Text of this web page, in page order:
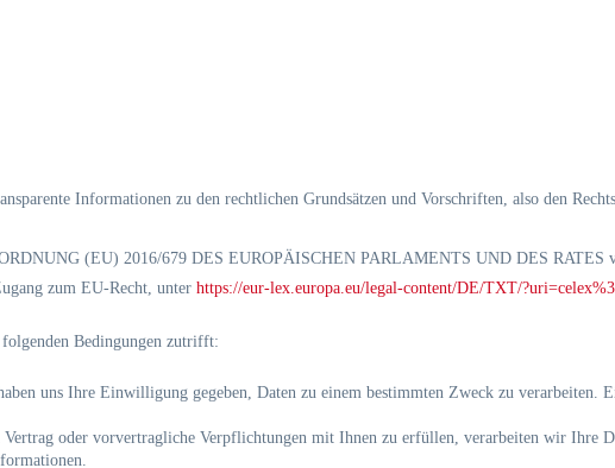
Informationen zu den rechtlichen Grundsätzen und Vorschriften, also den
(EU) 2016/679 DES EUROPÄISCHEN PARLAMENTS UND DES RATES
zum EU-Recht, unter https://eur-lex.europa.eu/legal-content/DE/TXT/
Bedingungen zutrifft:
uns Ihre Einwilligung gegeben, Daten zu einem bestimmten Zweck zu verarbeiten.
oder vorvertragliche Verpflichtungen mit Ihnen zu erfüllen, verarbeiten wir Ihre